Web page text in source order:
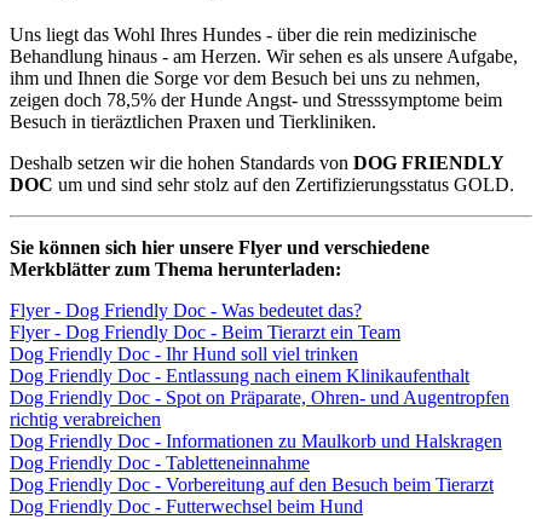
Uns liegt das Wohl Ihres Hundes - über die rein medizinische
Behandlung hinaus - am Herzen. Wir sehen es als unsere Aufgabe,
ihm und Ihnen die Sorge vor dem Besuch bei uns zu nehmen,
zeigen doch 78,5% der Hunde Angst- und Stresssymptome beim
Besuch in tieräztlichen Praxen und Tierkliniken.
Deshalb setzen wir die hohen Standards von DOG FRIENDLY
DOC um und sind sehr stolz auf den Zertifizierungsstatus GOLD.
Sie können sich hier unsere Flyer und verschiedene
Merkblätter zum Thema herunterladen:
Flyer - Dog Friendly Doc - Was bedeutet das?
Flyer - Dog Friendly Doc - Beim Tierarzt ein Team
Dog Friendly Doc - Ihr Hund soll viel trinken
Dog Friendly Doc - Entlassung nach einem Klinikaufenthalt
Dog Friendly Doc - Spot on Präparate, Ohren- und Augentropfen
richtig verabreichen
Dog Friendly Doc - Informationen zu Maulkorb und Halskragen
Dog Friendly Doc - Tabletteneinnahme
Dog Friendly Doc - Vorbereitung auf den Besuch beim Tierarzt
Dog Friendly Doc - Futterwechsel beim Hund